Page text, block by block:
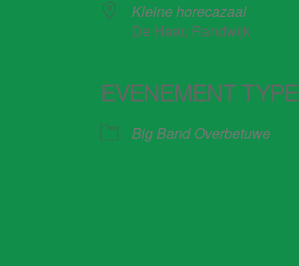
Kleine horecazaal
De Haar, Randwijk
EVENEMENT TYPE
Big Band Overbetuwe